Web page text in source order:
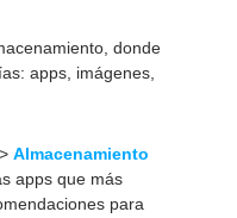
donde
apps, imágenes,
Almacenamiento
apps que más
para